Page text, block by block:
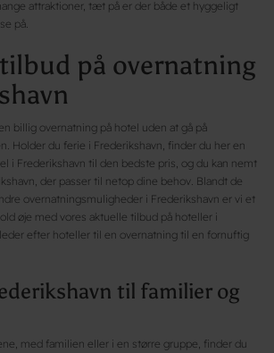
attraktioner, tæt på er der både et hyggeligt
på.
på overnatning
billig overnatning på hotel uden at gå på
Holder du ferie i Frederikshavn, finder du her en
i Frederikshavn til den bedste pris, og du kan nemt
der passer til netop dine behov. Blandt de
overnatningsmuligheder i Frederikshavn er vi et
øje med vores aktuelle tilbud på hoteller i
efter hoteller til en overnatning til en fornuftig
til familier og
med familien eller i en større gruppe, finder du